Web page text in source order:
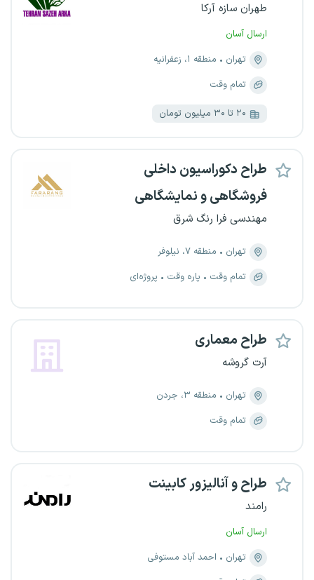
طهران سازه آرکا
ارسال آسان
تهران
منطقه ۱، زعفرانیه
تمام وقت
۲۰ تا ۳۰ میلیون تومان
طراح دکوراسیون داخلی
فروشگاهی و نمایشگاهی
مهندسی فرا رنگ شرق
تهران
منطقه ۷، نیلوفر
تمام وقت
پاره وقت پروژه‌ای
طراح معماری
آرت گروشه
تهران
منطقه ۳، جردن
تمام وقت
طراح و آنالیزور کابینت
رامند
ارسال آسان
تهران
احمد آباد مستوفی